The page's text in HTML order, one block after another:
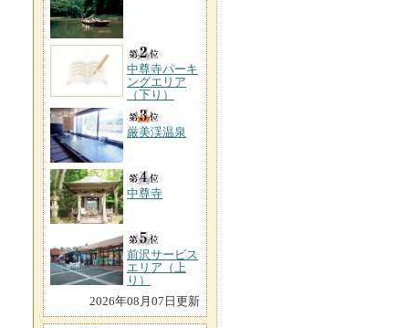
中尊寺パーキ
ングエリア
（下り）
厳美渓温泉
中尊寺
前沢サービス
エリア（上
り）
2026年08月07日更新